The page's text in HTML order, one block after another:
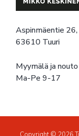
Aspinmäentie 26,
63610 Tuuri
Myymälä ja nouto
Ma-Pe 9-17